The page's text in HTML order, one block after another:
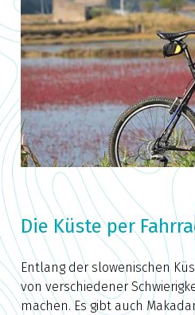
Die Küste per
Entlang der slowenischen
von verschiedener
machen. Es gibt auch